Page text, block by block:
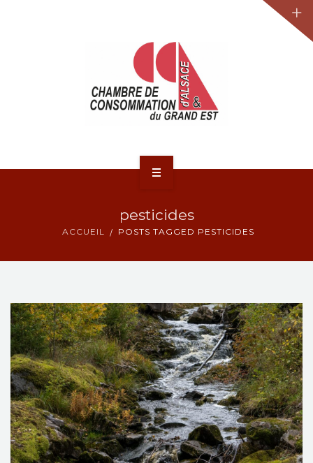
NOS ACTIONS
CONTACT
pesticides
ACCUEIL POSTS TAGGED PESTICIDES